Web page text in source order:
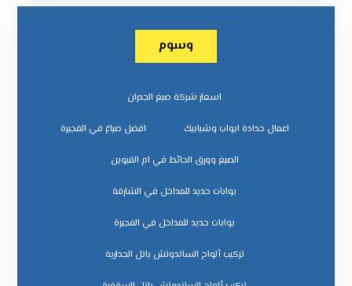
وسوم
اسعار شركة صبغ الجدران
اعمال حدادة ابواب وشبابيك افضل صباغ في الفجيرة
الصبغ وورق الحائط في ام القيوين
بوابات حديد للمداخل في الشارقة
بوابات حديد للمداخل في الفجيرة
تركيب ألواح الساندوتش بانل الجدارية